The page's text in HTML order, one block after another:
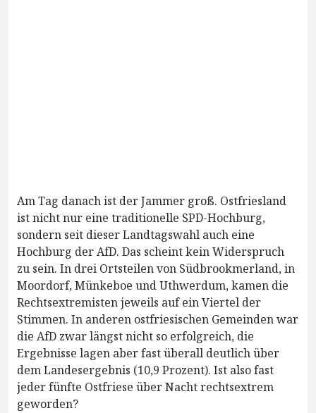
Am Tag danach ist der Jammer groß. Ostfriesland
ist nicht nur eine traditionelle SPD-Hochburg,
sondern seit dieser Landtagswahl auch eine
Hochburg der AfD. Das scheint kein Widerspruch
zu sein. In drei Ortsteilen von Südbrookmerland, in
Moordorf, Münkeboe und Uthwerdum, kamen die
Rechtsextremisten jeweils auf ein Viertel der
Stimmen. In anderen ostfriesischen Gemeinden war
die AfD zwar längst nicht so erfolgreich, die
Ergebnisse lagen aber fast überall deutlich über
dem Landesergebnis (10,9 Prozent). Ist also fast
jeder fünfte Ostfriese über Nacht rechtsextrem
geworden?